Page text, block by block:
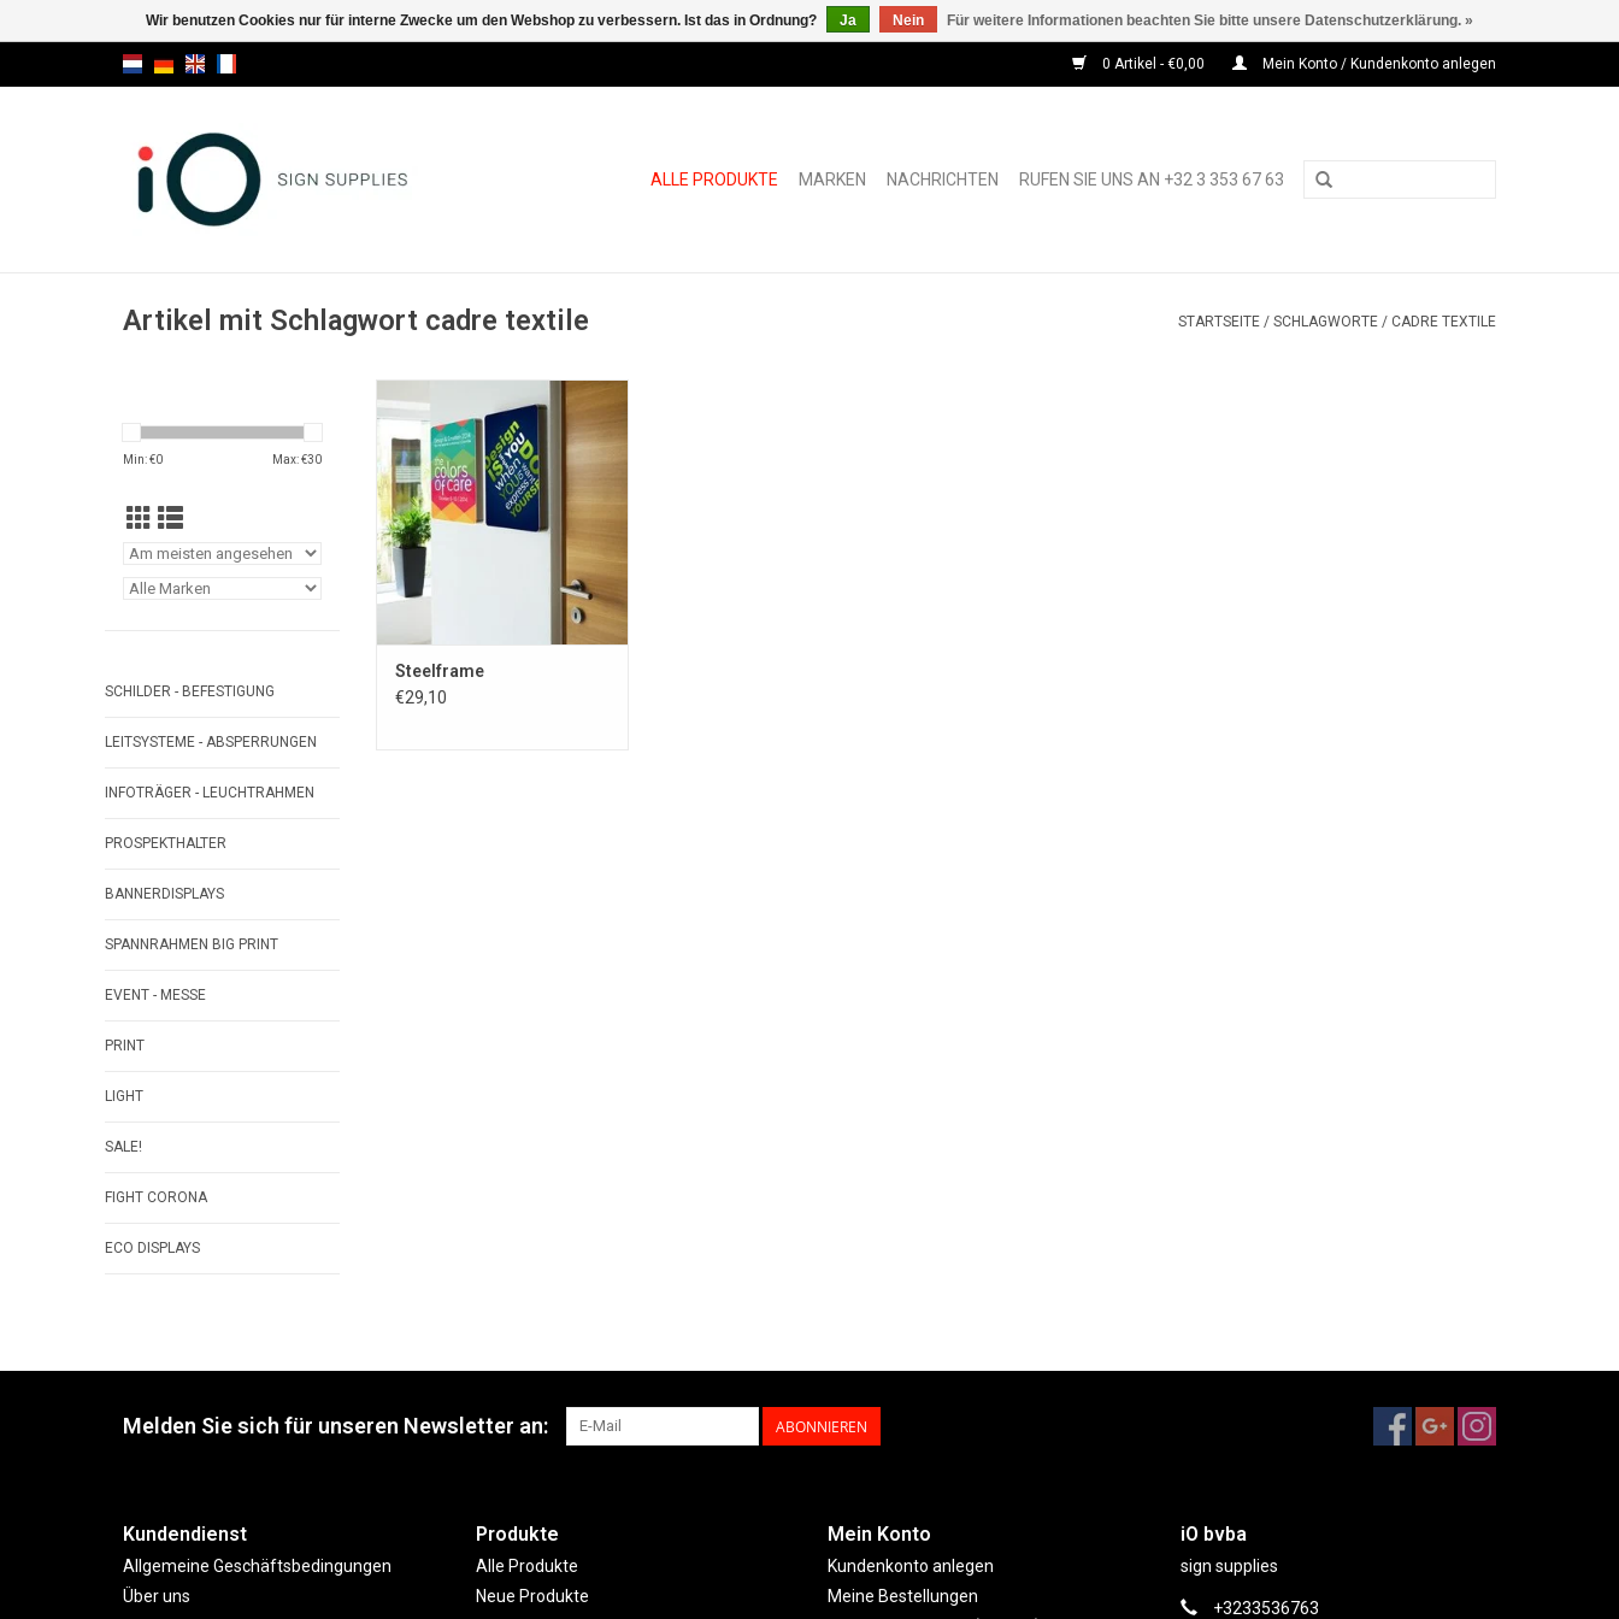
0 Artikel - €0,00 Mein Konto / Kundenkonto anlegen
ALLE PRODUKTE MARKEN NACHRICHTEN RUFEN SIE UNS AN +32 3 353 67 63
Artikel mit Schlagwort cadre textile STARTSEITE / SCHLAGWORTE / CADRE TEXTILE
Min: €0 Max: €30
SCHILDER - BEFESTIGUNG
LEITSYSTEME - ABSPERRUNGEN
INFOTRÄGER - LEUCHTRAHMEN
PROSPEKTHALTER
BANNERDISPLAYS
SPANNRAHMEN BIG PRINT
EVENT - MESSE
PRINT
LIGHT
SALE!
FIGHT CORONA
ECO DISPLAYS
Steelframe rahmen für Stoff
Banner
ZUM WARENKORB HINZUFÜGEN
Steelframe
€29,10
Melden Sie sich für unseren Newsletter an: ABONNIEREN
Kundendienst
Allgemeine Geschäftsbedingungen
Über uns
Produkte
Alle Produkte
Neue Produkte
Mein Konto
Kundenkonto anlegen
Meine Bestellungen
iO bvba
sign supplies
+3233536763
Wir benutzen Cookies nur für interne Zwecke um den Webshop zu verbessern. Ist das in Ordnung? Ja Nein Für weitere Informationen beachten Sie bitte unsere Datenschutzerklärung. »